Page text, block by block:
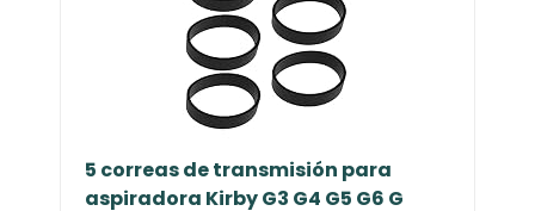
5 correas de transmisión para
aspiradora Kirby G3 G4 G5 G6 G